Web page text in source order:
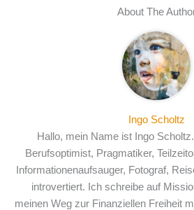
About The
Ingo Scholtz
Hallo, mein Name ist Ingo
Berufsoptimist, Pragmatiker,
Informationenaufsauger, Fotograf,
introvertiert. Ich schreibe auf
meinen Weg zur Finanziellen Freiheit